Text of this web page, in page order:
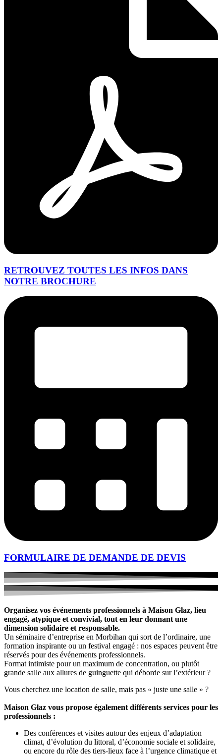
RETROUVEZ TOUTES LES INFOS DANS
NOTRE BROCHURE
FORMULAIRE DE DEMANDE DE DEVIS
Organisez vos événements professionnels à Maison Glaz, lieu
engagé, atypique et convivial, tout en leur donnant une
dimension solidaire et responsable.
Un séminaire d’entreprise en Morbihan qui sort de l’ordinaire, une
formation inspirante ou un festival engagé : nos espaces peuvent être
réservés pour des événements professionnels.
Format intimiste pour un maximum de concentration, ou plutôt
grande salle aux allures de guinguette qui déborde sur l’extérieur ?
Vous cherchez une location de salle, mais pas « juste une salle » ?
Maison Glaz vous propose également différents services pour les
professionnels :
Des conférences et visites autour des enjeux d’adaptation
climat, d’évolution du littoral, d’économie sociale et solidaire,
ou encore du rôle des tiers-lieux face à l’urgence climatique et